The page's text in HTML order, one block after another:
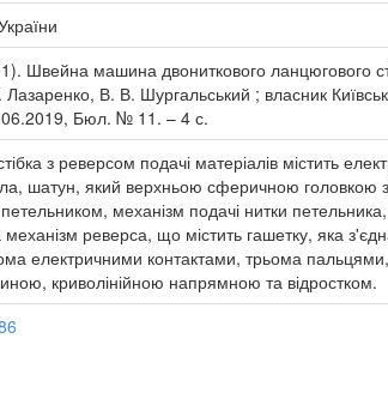
Швейна машина двониткового ланцюгового
В. В. Шургальський ; власник
Бюл. № 11. – 4 с.
з реверсом подачі матеріалів містить
шатун, який верхньою сферичною головкою
механізм подачі нитки
реверса, що містить гашетку, яка
електричними контактами, трьома
криволінійною напрямною та відростком.